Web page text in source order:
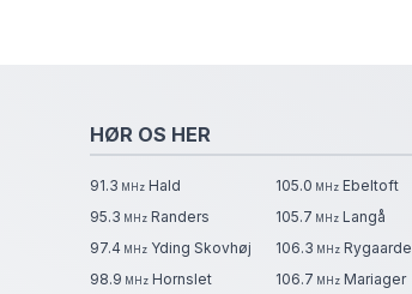
HØR OS HER
91.3 MHz Hald
95.3 MHz Randers
97.4 MHz Yding Skovhøj
98.9 MHz Hornslet
105.0 MHzEbeltoft
105.7 MHzLangå
106.3 MHzRygaarde
106.7 MHzMariager